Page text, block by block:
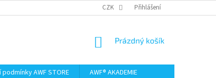
A VRÁCENÍ ZBOŽÍ CZK Přihlášení
NÁKUPNÍ
Prázdný košík
AWF STORE
AWF® AKADEMIE